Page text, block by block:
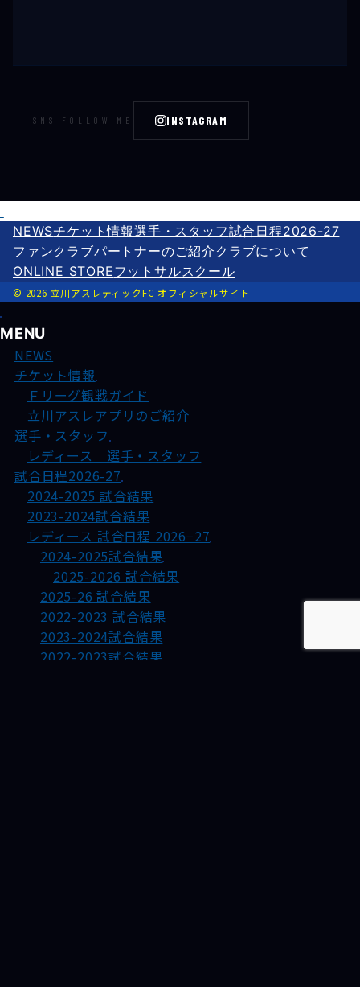
SNS FOLLOW ME INSTAGRAM
NEWSチケット情報選手・スタッフ試合日程2026-27
ファンクラブパートナーのご紹介 クラブについて
ONLINE STOREフットサルスクール
© 2026 立川アスレティックFC オフィシャルサイト
MENU
NEWS
チケット情報
Ｆリーグ観戦ガイド
立川アスレアプリのご紹介
選手・スタッフ
レディース 選手・スタッフ
試合日程2026-27
2024-2025 試合結果
2023-2024試合結果
レディース 試合日程 2026−27
2024-2025試合結果
2025-2026 試合結果
2025-26 試合結果
2022-2023 試合結果
2023-2024試合結果
2022-2023試合結果